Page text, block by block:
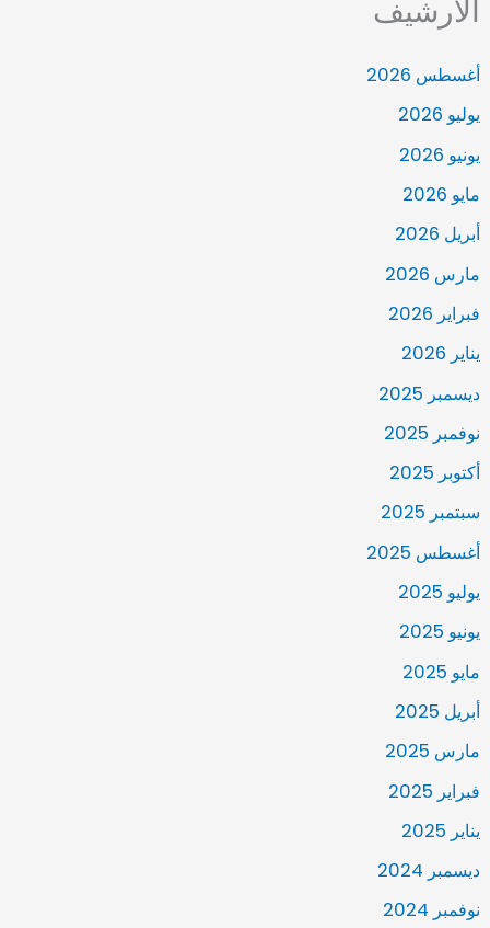
الأرشيف
أغسطس 2026
يوليو 2026
يونيو 2026
مايو 2026
أبريل 2026
مارس 2026
فبراير 2026
يناير 2026
ديسمبر 2025
نوفمبر 2025
أكتوبر 2025
سبتمبر 2025
أغسطس 2025
يوليو 2025
يونيو 2025
مايو 2025
أبريل 2025
مارس 2025
فبراير 2025
يناير 2025
ديسمبر 2024
نوفمبر 2024